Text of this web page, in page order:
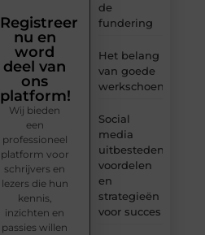
de
fundering
Het belang
van goede
werkschoenen
Social
media
uitbesteden:
voordelen
en
strategieën
voor succes
Registreer
nu en
word
deel van
ons
platform!
Wij bieden
een
professioneel
platform voor
schrijvers en
lezers die hun
kennis,
inzichten en
passies willen